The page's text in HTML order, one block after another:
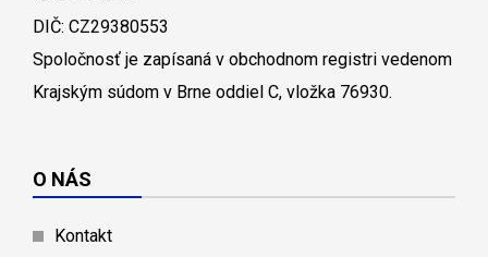
DIČ: CZ29380553
Spoločnosť je zapísaná v obchodnom registri vedenom
Krajským súdom v Brne oddiel C, vložka 76930.
O NÁS
Kontakt